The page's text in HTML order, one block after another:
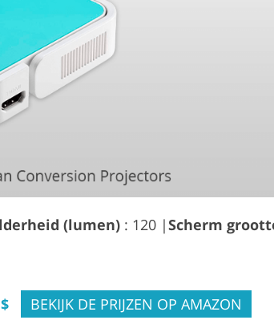
(lumen) : 120 |Scherm
$
BEKIJK DE PRIJZEN OP AMAZON